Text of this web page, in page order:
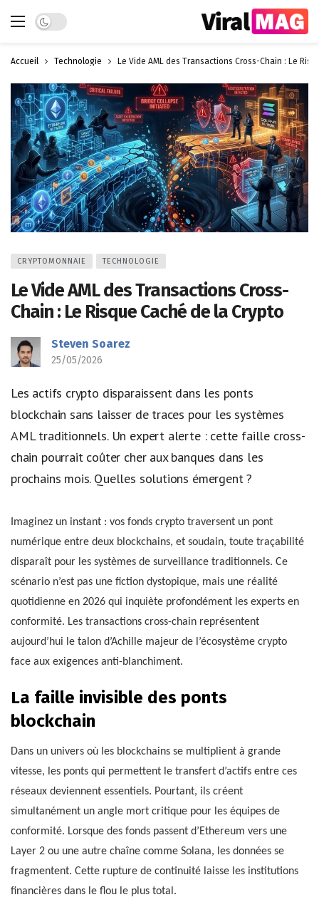
Dark mode
Accueil Technologie Le Vide AML des Transactions Cross-Chain : Le
CRYPTOMONNAIE TECHNOLOGIE
Le Vide AML des Transactions Cross-
Chain : Le Risque Caché de la Crypto
Steven Soarez
25/05/2026
Les actifs crypto disparaissent dans les ponts
blockchain sans laisser de traces pour les systèmes
AML traditionnels. Un expert alerte : cette faille cross-
chain pourrait coûter cher aux banques dans les
prochains mois. Quelles solutions émergent ?
Imaginez un instant : vos fonds crypto traversent un pont
numérique entre deux blockchains, et soudain, toute traçabilité
disparaît pour les systèmes de surveillance traditionnels. Ce
scénario n’est pas une fiction dystopique, mais une réalité
quotidienne en 2026 qui inquiète profondément les experts en
conformité. Les transactions cross-chain représentent
aujourd’hui le talon d’Achille majeur de l’écosystème crypto
face aux exigences anti-blanchiment.
La faille invisible des ponts
blockchain
Dans un univers où les blockchains se multiplient à grande
vitesse, les ponts qui permettent le transfert d’actifs entre ces
réseaux deviennent essentiels. Pourtant, ils créent
simultanément un angle mort critique pour les équipes de
conformité. Lorsque des fonds passent d’Ethereum vers une
Layer 2 ou une autre chaîne comme Solana, les données se
fragmentent. Cette rupture de continuité laisse les institutions
financières dans le flou le plus total.